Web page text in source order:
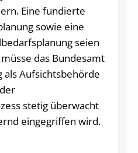
Eine fundierte
sowie eine
seien
das Bundesamt
als Aufsichtsbehörde
stetig überwacht
eingegriffen wird.